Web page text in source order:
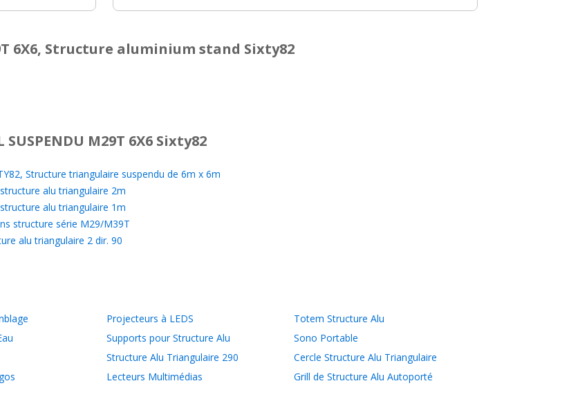
6X6, Structure aluminium stand Sixty82
SUSPENDU M29T 6X6 Sixty82
Structure triangulaire suspendu de 6m x 6m
alu triangulaire 2m
alu triangulaire 1m
structure série M29/M39T
alu triangulaire 2 dir. 90
Projecteurs à LEDS
Totem Structure Alu
Supports pour Structure Alu
Sono Portable
Structure Alu Triangulaire 290
Cercle Structure Alu Triangulaire
Lecteurs Multimédias
Grill de Structure Alu Autoporté